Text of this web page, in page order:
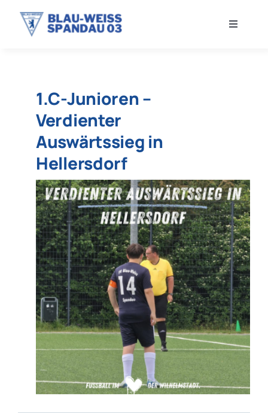
Inhalt
Toggle
NEWS
HERREN
JUGEND
SHOP
KONTAKT
1.C-Junioren –
Verdienter
Auswärtssieg in
Hellersdorf